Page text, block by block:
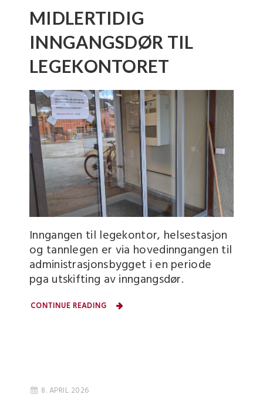
MIDLERTIDIG
INNGANGSDØR TIL
LEGEKONTORET
Inngangen til legekontor, helsestasjon
og tannlegen er via hovedinngangen til
administrasjonsbygget i en periode
pga utskifting av inngangsdør.
CONTINUE READING
8. APRIL 2026